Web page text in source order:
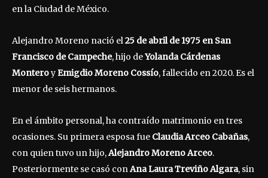
en la Ciudad de México.
Alejandro Moreno nació el25 de abril de 1975 en San
Francisco de Campeche, hijo deYolanda Cárdenas
MonteroyEmigdio Moreno Cossío, fallecido en 2020. Es el
menor de seis hermanos.
En el ámbito personal, ha contraído matrimonio en tres
ocasiones. Su primera esposa fue Claudia Arceo Cabañas,
con quien tuvo un hijo,Alejandro Moreno Arceo.
Posteriormente se casó conAna Laura Treviño Algara, sin